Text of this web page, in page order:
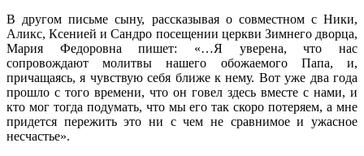
В другом письме сыну, рассказывая о совместном с Ники,
Аликс, Ксенией и Сандро посещении церкви Зимнего дворца,
Мария Федоровна пишет: «…Я уверена, что нас
сопровождают молитвы нашего обожаемого Папа, и,
причащаясь, я чувствую себя ближе к нему. Вот уже два года
прошло с того времени, что он говел здесь вместе с нами, и
кто мог тогда подумать, что мы его так скоро потеряем, а мне
придется пережить это ни с чем не сравнимое и ужасное
несчастье».